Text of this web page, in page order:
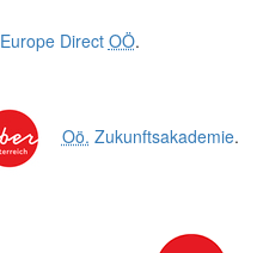
Europe Direct OÖ.
Oö. Zukunftsakademie.